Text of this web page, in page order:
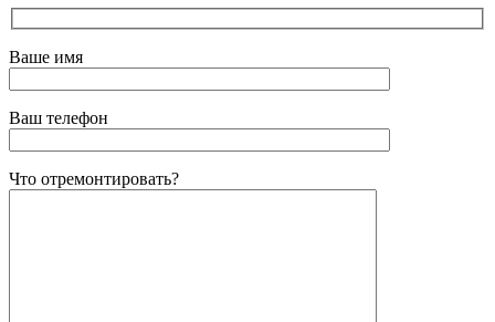
Ваше имя
Ваш телефон
Что отремонтировать?